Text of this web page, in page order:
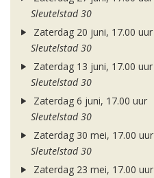
Sleutelstad 30
Zaterdag 20 juni, 17.00 uur
Sleutelstad 30
Zaterdag 13 juni, 17.00 uur
Sleutelstad 30
Zaterdag 6 juni, 17.00 uur
Sleutelstad 30
Zaterdag 30 mei, 17.00 uur
Sleutelstad 30
Zaterdag 23 mei, 17.00 uur